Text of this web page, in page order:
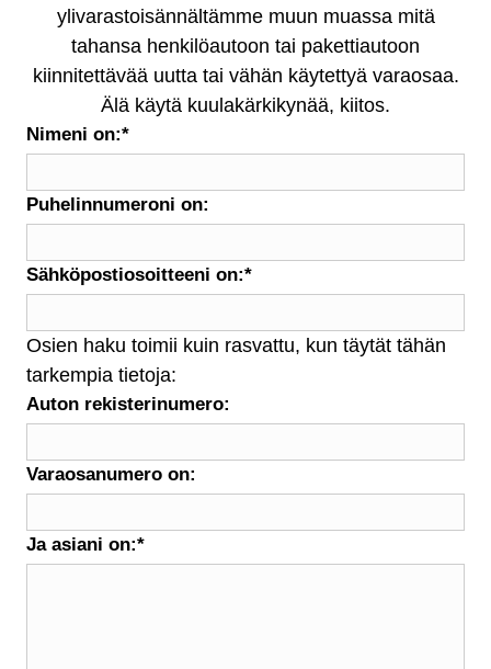
ylivarastoisännältämme muun muassa mitä
tahansa henkilöautoon tai pakettiautoon
kiinnitettävää uutta tai vähän käytettyä varaosaa.
Älä käytä kuulakärkikynää, kiitos.
Nimeni on:*
Puhelinnumeroni on:
Sähköpostiosoitteeni on:*
Osien haku toimii kuin rasvattu, kun täytät tähän
tarkempia tietoja:
Auton rekisterinumero:
Varaosanumero on:
Ja asiani on:*